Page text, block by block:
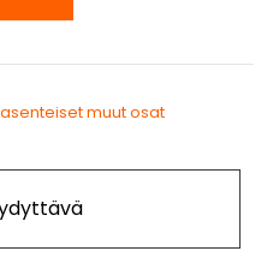
muut osat